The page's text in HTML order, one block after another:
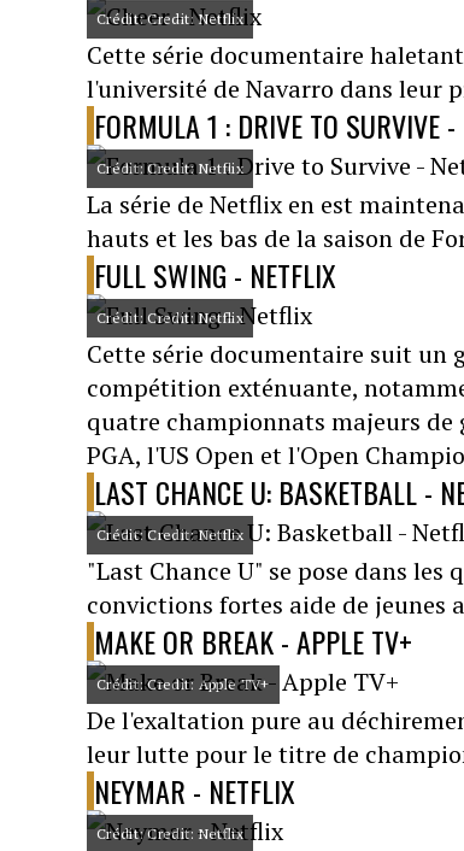
Crédit: Credit: Netflix
Cette série documentaire
l'université de Navarro dans leur
FORMULA 1 : DRIVE TO SURVIVE -
Crédit: Credit: Netflix
La série de Netflix en est
hauts et les bas de la saison de
FULL SWING - NETFLIX
Crédit: Credit: Netflix
Cette série documentaire suit un
compétition exténuante,
quatre championnats majeurs
PGA, l'US Open et l'Open
LAST CHANCE U: BASKETBALL -
Crédit: Credit: Netflix
"Last Chance U" se pose dans
convictions fortes aide de jeunes
MAKE OR BREAK - APPLE TV+
Crédit: Credit: Apple TV+
De l'exaltation pure au
leur lutte pour le titre de
NEYMAR - NETFLIX
Crédit: Credit: Netflix